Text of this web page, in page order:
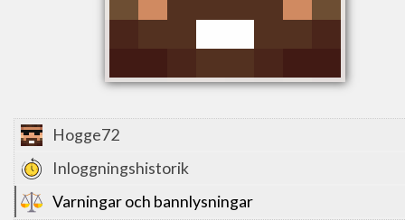
Hogge72
Inloggningshistorik
Varningar och bannlysningar